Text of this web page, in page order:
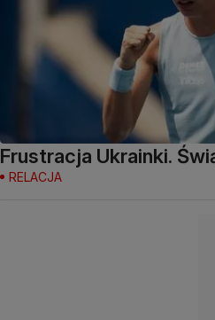
Frustracja Ukrainki.
RELACJA